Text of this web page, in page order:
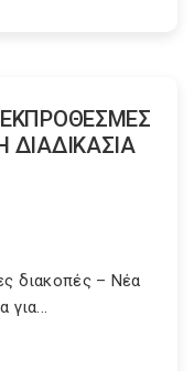
ΔΙΑΔΙΚΑΣΙΑ
διακοπές – Νέα
για...